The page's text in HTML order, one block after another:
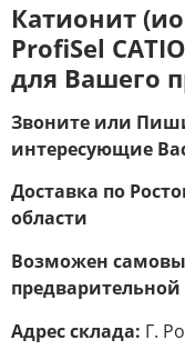
Катионит
ProfiSel
для Вашего
Звоните или
интересующие
Доставка по
области
Возможен
Адрес склада: Г.